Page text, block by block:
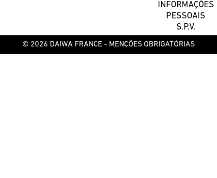
INFORMAÇÕES
PESSOAIS
S.P.V.
© 2026 DAIWA FRANCE - MENÇÕES OBRIGATÓRIAS